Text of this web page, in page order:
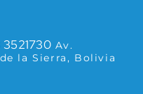
3521730 Av.
la Sierra, Bolivia